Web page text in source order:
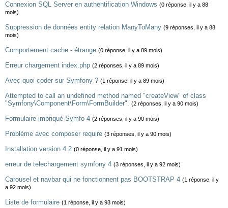
Connexion SQL Server en authentification Windows (0 réponse, il y a 88
mois)
Suppression de données entity relation ManyToMany (9 réponses, il y a 88
mois)
Comportement cache - étrange (0 réponse, il y a 89 mois)
Erreur chargement index.php (2 réponses, il y a 89 mois)
Avec quoi coder sur Symfony ? (1 réponse, il y a 89 mois)
Attempted to call an undefined method named "createView" of class
"Symfony\Component\Form\FormBuilder". (2 réponses, il y a 90 mois)
Formulaire imbriqué Symfo 4 (2 réponses, il y a 90 mois)
Problème avec composer require (3 réponses, il y a 90 mois)
Installation version 4.2 (0 réponse, il y a 91 mois)
erreur de telechargement symfony 4 (3 réponses, il y a 92 mois)
Carousel et navbar qui ne fonctionnent pas BOOTSTRAP 4 (1 réponse, il y
a 92 mois)
Liste de formulaire (1 réponse, il y a 93 mois)